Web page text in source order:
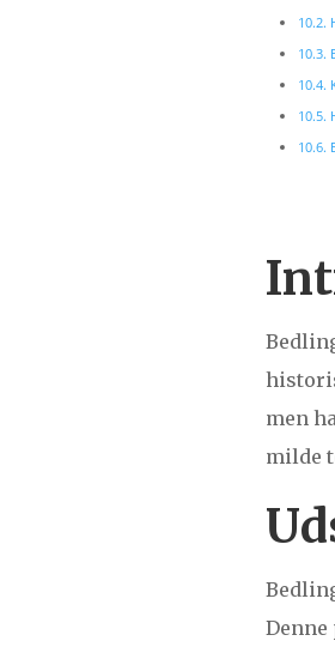
men
milde